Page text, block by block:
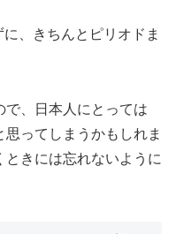
、きちんとピリオドま
で、日本人にとっては
思ってしまうかもしれま
きには忘れないように